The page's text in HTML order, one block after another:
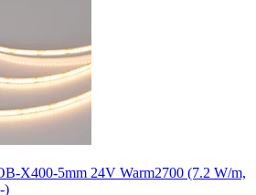
X400-5mm 24V Warm2700 (7.2 W/m,
)